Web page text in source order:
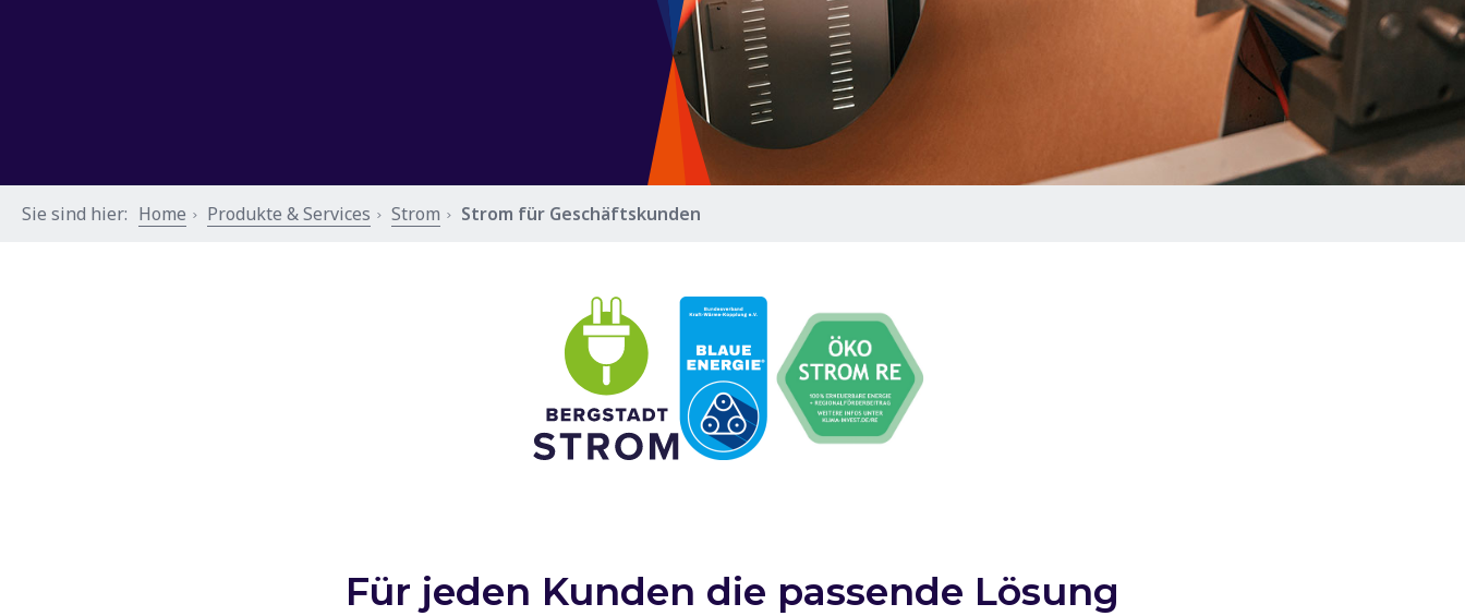
Sie sind hier: Home Produkte & Services Strom Strom für Geschäftskunden
Für jeden Kunden die passende Lösung